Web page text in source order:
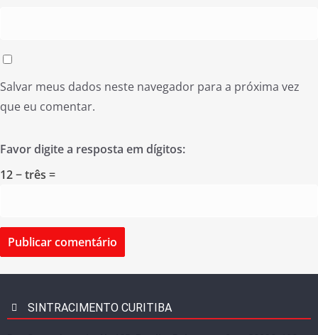
Salvar meus dados neste navegador para a próxima vez
que eu comentar.
Favor digite a resposta em dígitos:
12 − três =
SINTRACIMENTO CURITIBA